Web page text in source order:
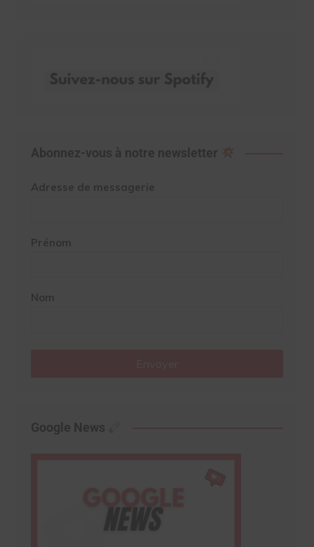
Abonnez-vous à notre newsletter
Adresse de messagerie
Prénom
Nom
Google News